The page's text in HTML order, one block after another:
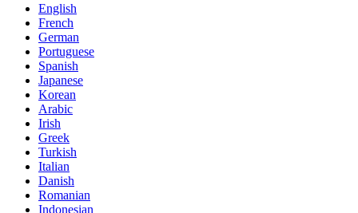
English
French
German
Portuguese
Spanish
Japanese
Korean
Arabic
Irish
Greek
Turkish
Italian
Danish
Romanian
Indonesian